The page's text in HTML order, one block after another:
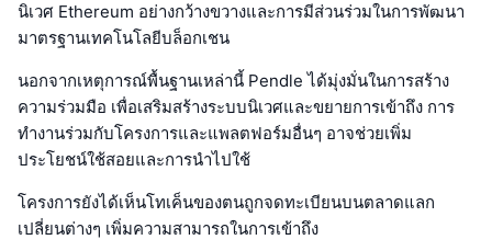
นิเวศ Ethereum อย่างกว้างขวางและการมีส่วนร่วมในการพัฒนา
มาตรฐานเทคโนโลยีบล็อกเชน
นอกจากเหตุการณ์พื้นฐานเหล่านี้ Pendle ได้มุ่งมั่นในการสร้าง
ความร่วมมือ เพื่อเสริมสร้างระบบนิเวศและขยายการเข้าถึง การ
ทำงานร่วมกับโครงการและแพลตฟอร์มอื่นๆ อาจช่วยเพิ่ม
ประโยชน์ใช้สอยและการนำไปใช้
โครงการยังได้เห็นโทเค็นของตนถูกจดทะเบียนบนตลาดแลก
เปลี่ยนต่างๆ เพิ่มความสามารถในการเข้าถึง